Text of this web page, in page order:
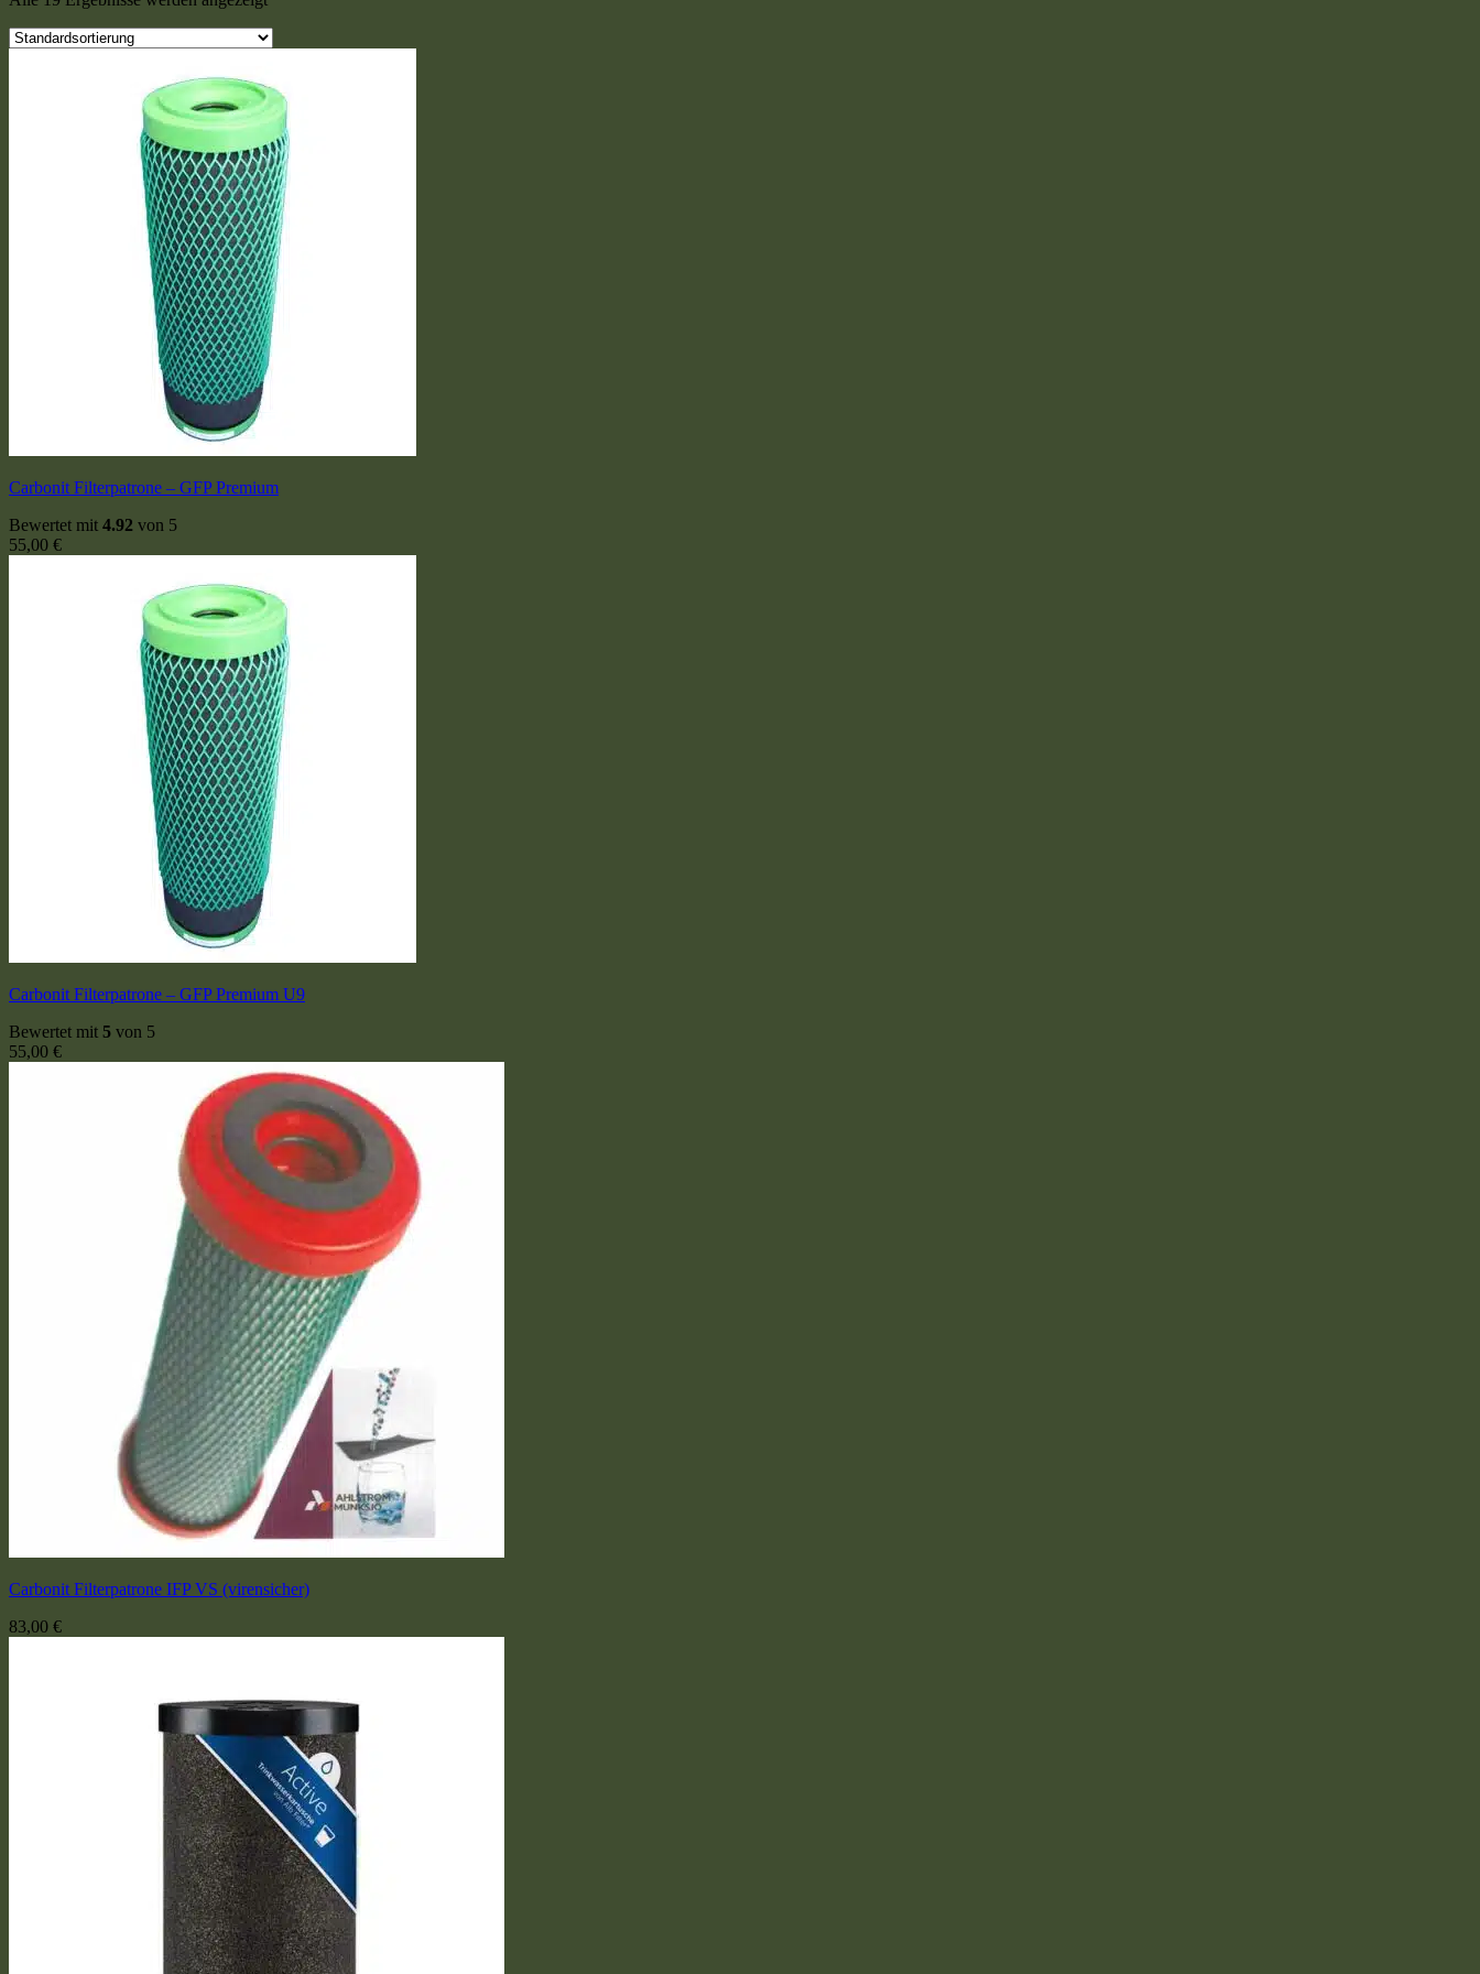
Carbonit Filterpatrone – GFP Premium
Bewertet mit 4.92 von 5
55,00 €
Carbonit Filterpatrone – GFP Premium U9
Bewertet mit 5 von 5
55,00 €
Carbonit Filterpatrone IFP VS (virensicher)
83,00 €